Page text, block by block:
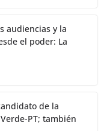
audiencias y la
el poder: La
de la
PT; también